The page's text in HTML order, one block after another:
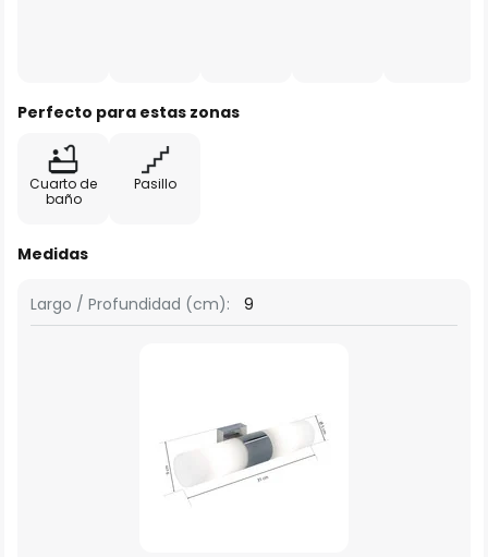
Perfecto para estas zonas
Cuarto de
baño
Pasillo
Medidas
Largo / Profundidad (cm): 9